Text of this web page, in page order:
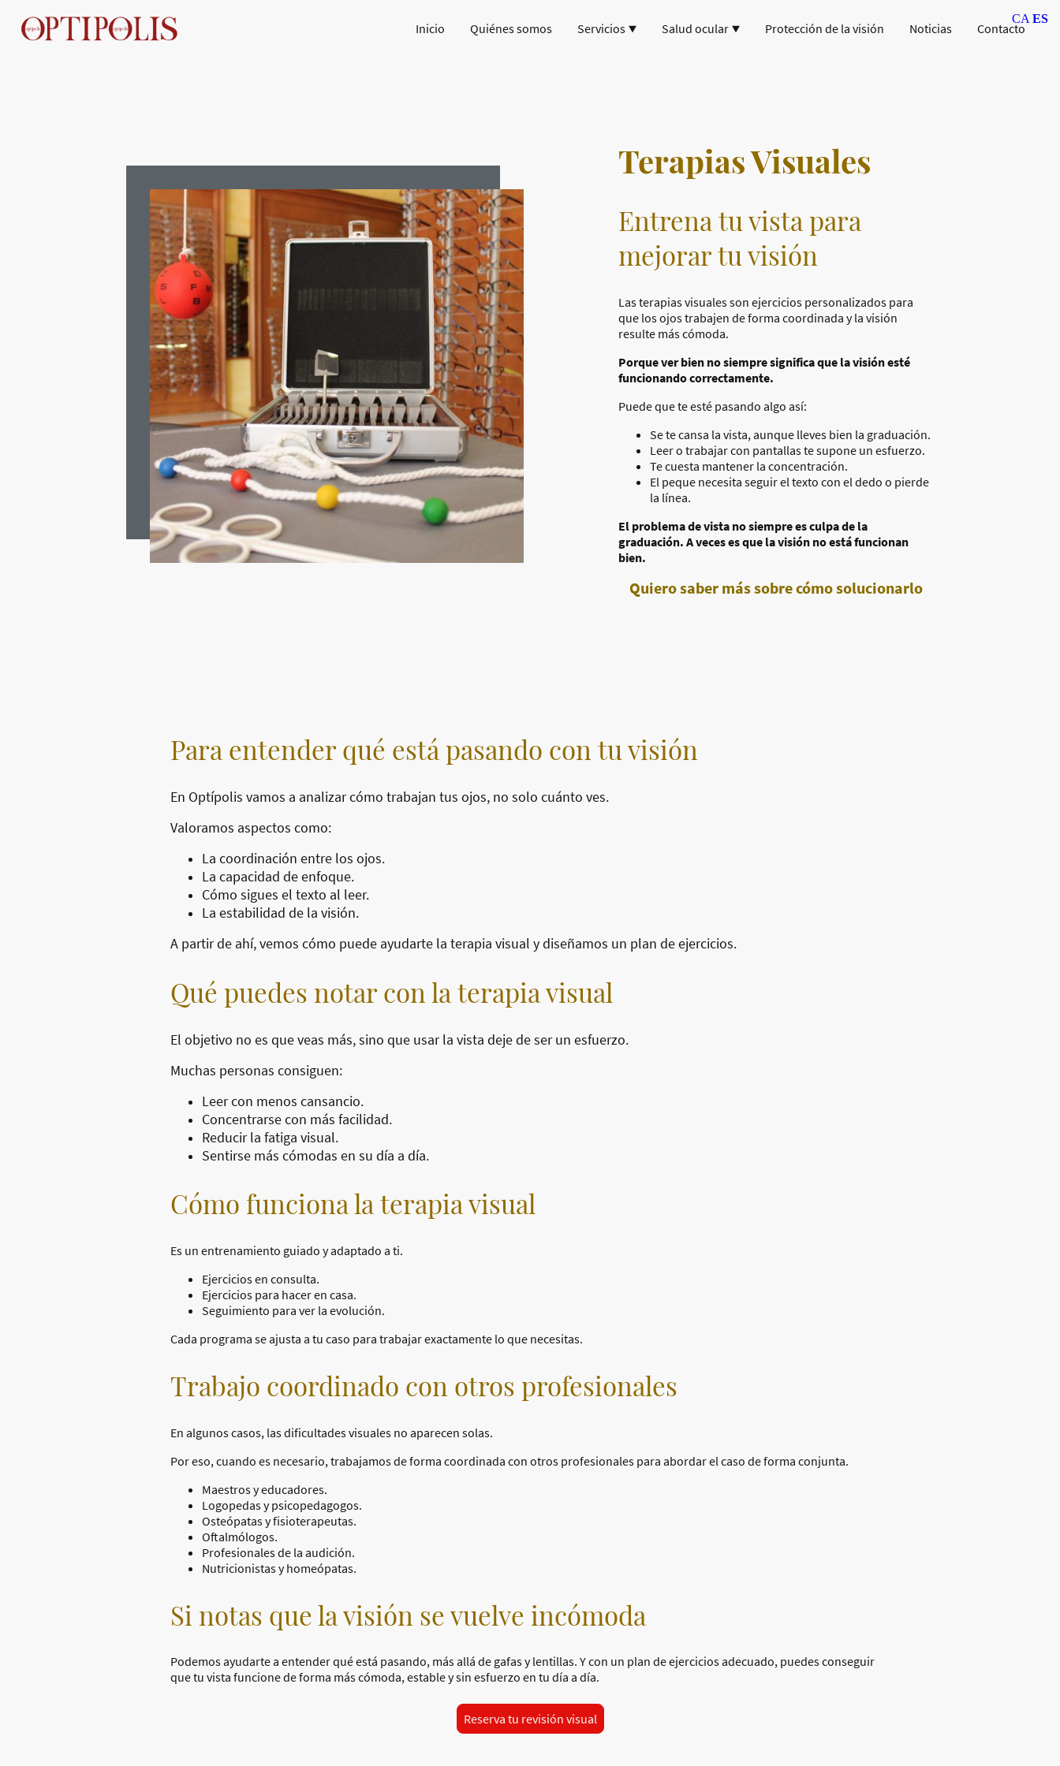
Inicio Quiénes somos Servicios Salud ocular Protección de la visión Noticias Contacto
Terapias Visuales
Entrena tu vista para
mejorar tu visión
Las terapias visuales son ejercicios personalizados para
que los ojos trabajen de forma coordinada y la visión
resulte más cómoda.
Porque ver bien no siempre significa que la visión esté
funcionando correctamente.
Puede que te esté pasando algo así:
Se te cansa la vista, aunque lleves bien la graduación.
Leer o trabajar con pantallas te supone un esfuerzo.
Te cuesta mantener la concentración.
El peque necesita seguir el texto con el dedo o pierde
la línea.
El problema de vista no siempre es culpa de la
graduación. A veces es que la visión no está funcionan
bien.
Quiero saber más sobre cómo solucionarlo
Para entender qué está pasando con tu visión
En Optípolis vamos a analizar cómo trabajan tus ojos, no solo cuánto ves.
Valoramos aspectos como:
La coordinación entre los ojos.
La capacidad de enfoque.
Cómo sigues el texto al leer.
La estabilidad de la visión.
A partir de ahí, vemos cómo puede ayudarte la terapia visual y diseñamos un plan de ejercicios.
Qué puedes notar con la terapia visual
El objetivo no es que veas más, sino que usar la vista deje de ser un esfuerzo.
Muchas personas consiguen:
Leer con menos cansancio.
Concentrarse con más facilidad.
Reducir la fatiga visual.
Sentirse más cómodas en su día a día.
Cómo funciona la terapia visual
Es un entrenamiento guiado y adaptado a ti.
Ejercicios en consulta.
Ejercicios para hacer en casa.
Seguimiento para ver la evolución.
Cada programa se ajusta a tu caso para trabajar exactamente lo que necesitas.
Trabajo coordinado con otros profesionales
En algunos casos, las dificultades visuales no aparecen solas.
Por eso, cuando es necesario, trabajamos de forma coordinada con otros profesionales para abordar el caso de forma conjunta.
Maestros y educadores.
Logopedas y psicopedagogos.
Osteópatas y fisioterapeutas.
Oftalmólogos.
Profesionales de la audición.
Nutricionistas y homeópatas.
Si notas que la visión se vuelve incómoda
Podemos ayudarte a entender qué está pasando, más allá de gafas y lentillas. Y con un plan de ejercicios adecuado, puedes conseguir
que tu vista funcione de forma más cómoda, estable y sin esfuerzo en tu día a día.
Reserva tu revisión visual
CA ES